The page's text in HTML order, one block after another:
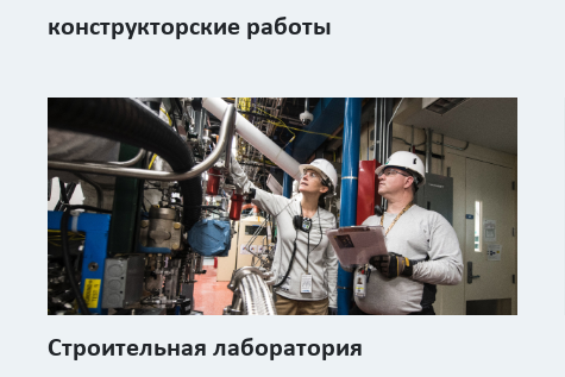
конструкторские работы
Строительная лаборатория